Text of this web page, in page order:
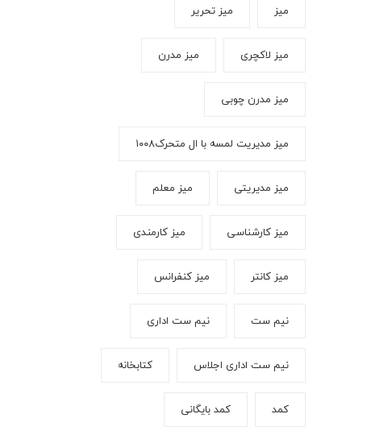
میز میز تحریر
میز لاکچری میز مدرن
میز مدرن چوبی
میز مدیریت لمسه با ال متحرک۱۰۰۸
میز مدیریتی میز معلم
میز کارشناسی میز کارمندی
میز کانتر میز کنفرانس
نیم ست نیم ست اداری
نیم ست اداری اجلاس کتابخانه
کمد کمد بایگانی